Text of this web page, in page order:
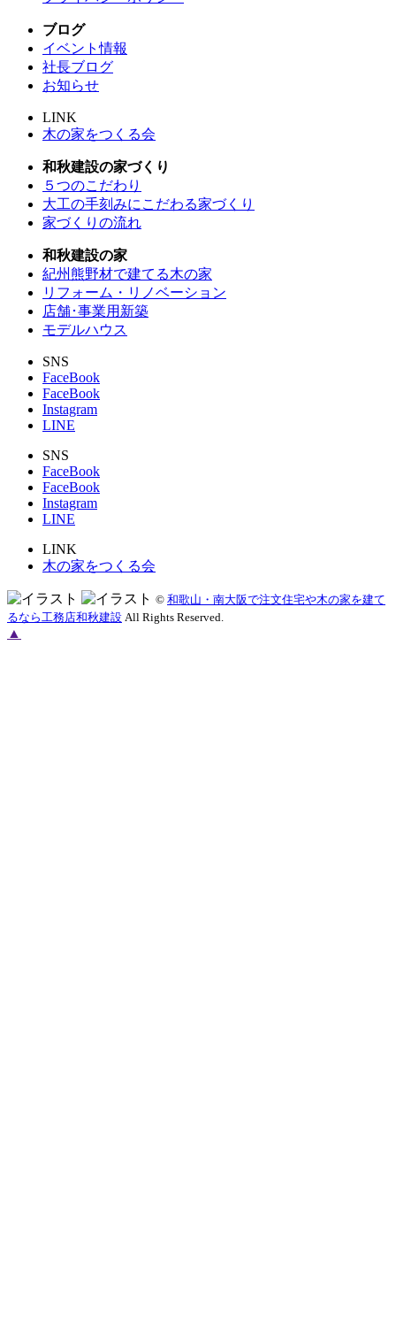
ブログ
イベント情報
社長ブログ
お知らせ
LINK
木の家をつくる会
和秋建設の家づくり
５つのこだわり
大工の手刻みにこだわる家づくり
家づくりの流れ
和秋建設の家
紀州熊野材で建てる木の家
リフォーム・リノベーション
店舗･事業用新築
モデルハウス
SNS
FaceBook
FaceBook
Instagram
LINE
SNS
FaceBook
FaceBook
Instagram
LINE
LINK
木の家をつくる会
© 和歌山・南大阪で注文住宅や木の家を建て
るなら工務店和秋建設 All Rights Reserved.
▲